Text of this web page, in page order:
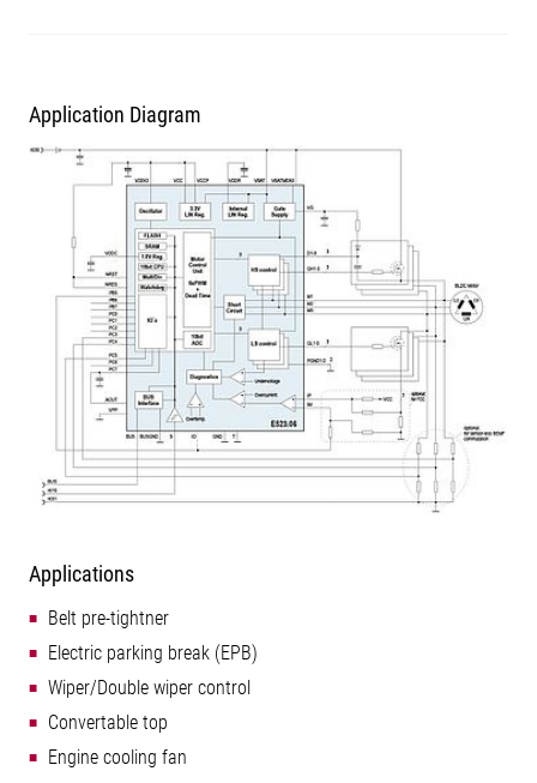
Application Diagram
Applications
Belt pre-tightner
Electric parking break (EPB)
Wiper/Double wiper control
Convertable top
Engine cooling fan